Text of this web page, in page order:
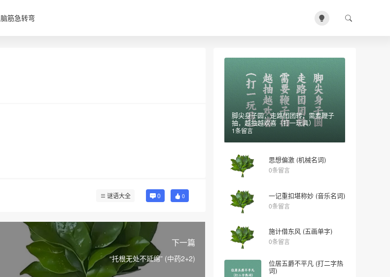
脑筋急转弯
谜语大全 0 0
下一篇
“托根无处不延绵” (中药2+2)
脚尖身子圆，走路团团转，需要鞭子
抽，越抽越欢喜（打一玩具）
1条留言
思想偏激 (机械名词)
0条留言
一记重扣堪称妙 (音乐名词)
0条留言
施计借东风 (五画单字)
0条留言
位居五爵不平凡 (打二字热
词)